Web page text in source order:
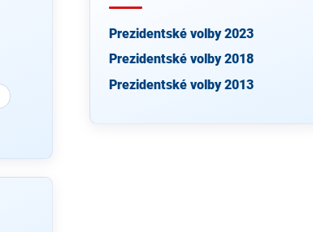
Prezidentské volby 2023
Prezidentské volby 2018
Prezidentské volby 2013